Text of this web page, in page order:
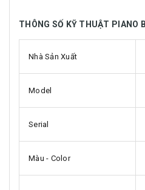
THÔNG SỐ KỸ THUẬT PIANO
Nhà Sản Xuất
Model
Serial
Màu - Color